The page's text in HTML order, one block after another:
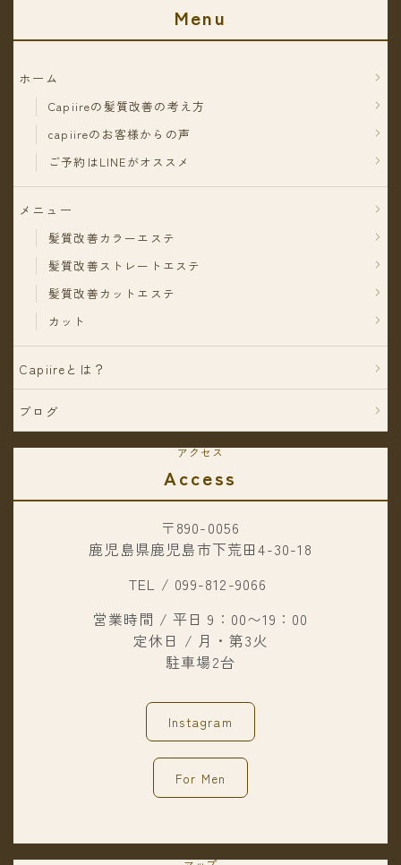
Menu
ホーム
Capiireの髪質改善の考え方
capiireのお客様からの声
ご予約はLINEがオススメ
メニュー
髪質改善カラーエステ
髪質改善ストレートエステ
髪質改善カットエステ
カット
Capiireとは？
ブログ
アクセス
Access
〒890-0056
鹿児島県鹿児島市下荒田4-30-18
TEL / 099-812-9066
営業時間 / 平日 9：00〜19：00
定休日 / 月・第3火
駐車場2台
Instagram
For Men